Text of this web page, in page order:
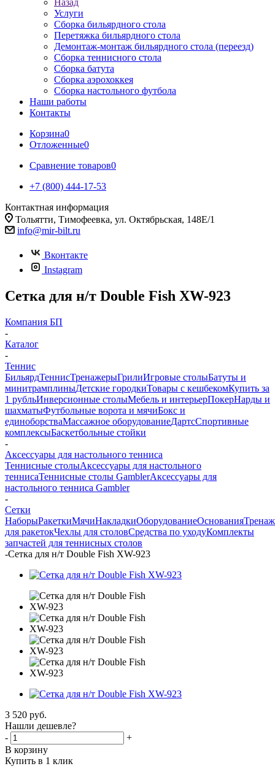
Назад
Услуги
Сборка бильярдного стола
Перетяжка бильярдного стола
Демонтаж-монтаж бильярдного стола (переезд)
Сборка теннисного стола
Сборка батута
Сборка аэрохоккея
Сборка настольного футбола
Наши работы
Контакты
Корзина0
Отложенные0
Сравнение товаров0
+7 (800) 444-17-53
Контактная информация
Тольятти, Тимофеевка, ул. Октябрьская, 148Е/1
info@mir-bilt.ru
Вконтакте
Instagram
Сетка для н/т Double Fish XW-923
Компания БП
-
Каталог
-
Теннис
БильярдТеннисТренажерыГрилиИгровые столыБатуты и
минитрамплиныДетские городкиТовары с кешбекомКупить за
1 рубльИнверсионные столыМебель и интерьерПокерНарды и
шахматыФутбольные ворота и мячиБокс и
единоборстваМассажное оборудованиеДартсСпортивные
комплексыБаскетбольные стойки
-
Аксессуары для настольного тенниса
Теннисные столыАксессуары для настольного
теннисаТеннисные столы GamblerАксессуары для
настольного тенниса Gambler
-
Сетки
НаборыРакеткиМячиНакладкиОборудованиеОснования
для ракетокЧехлы для столовСредства по уходуКомплекты
запчастей для теннисных столов
-Сетка для н/т Double Fish XW-923
3 520 руб.
Нашли дешевле?
-
+
В корзину
Купить в 1 клик